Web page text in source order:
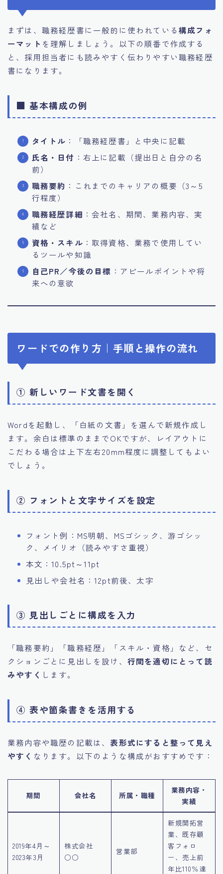
まずは、職務経歴書に一般的に使われている構成フォ
ーマット を理解しましょう。以下の順番で作成する
と、採用担当者にも読みやすく伝わりやすい職務経歴
書になります。
■ 基本構成の例
タイトル ：「職務経歴書」と中央に記載
氏名・日付 ：右上に記載（提出日と自分の名
前）
職務要約 ：これまでのキャリアの概要（3～5
行程度）
職務経歴詳細 ：会社名、期間、業務内容、実
績など
資格・スキル ：取得資格、業務で使用してい
るツールや知識
自己PR／今後の目標 ：アピールポイントや将
来への意欲
ワードでの作り方｜手順と操作の流れ
① 新しいワード文書を開く
Wordを起動し、「白紙の文書」を選んで新規作成し
ます。余白は標準のままでOKですが、レイアウトに
こだわる場合は上下左右20mm程度に調整してもよい
でしょう。
② フォントと文字サイズを設定
フォント例：MS明朝、MSゴシック、游ゴシッ
ク、メイリオ（読みやすさ重視）
本文：10.5pt～11pt
見出しや会社名：12pt前後、太字
③ 見出しごとに構成を入力
「職務要約」「職務経歴」「スキル・資格」など、セ
クションごとに見出しを設け、 行間を適切にとって読
みやすく します。
④ 表や箇条書きを活用する
業務内容や職歴の記載は、表形式にすると整って見え
やすく なります。以下のような構成がおすすめです：
期間 会社名 所属・職種
業務内容・
実績
2019年4月～
2023年3月
株式会社
○○
営業部
新規開拓営
業、既存顧
客フォロ
ー、売上前
年比110％達